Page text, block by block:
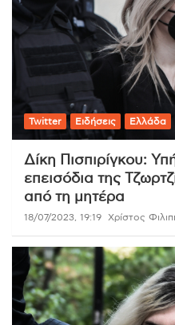
Twitter Ειδήσεις Ελλάδα
Δίκη Πισπιρίγκου:
επεισόδια της
από τη μητέρα
18/07/2023, 19:19 Χρίστος